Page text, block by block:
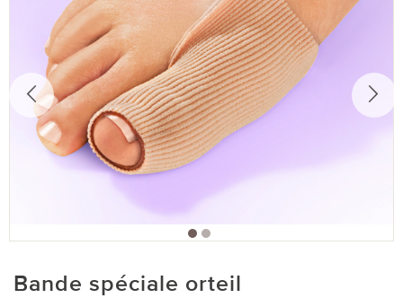
Bande spéciale orteil